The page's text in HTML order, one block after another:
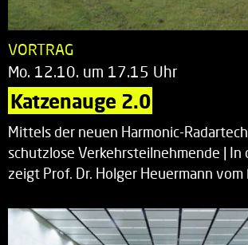
VORTRAG
Mo. 12.10. um 17.15 Uhr
Katzenauge 2.0
Mittels der neuen Harmonic-
schutzlose Verkehrsteilnehmende | In
zeigt Prof. Dr. Holger Heuermann vom